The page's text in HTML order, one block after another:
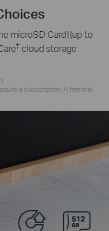
microSD Card†(up to
‡ cloud storage
a subscription. A free trial